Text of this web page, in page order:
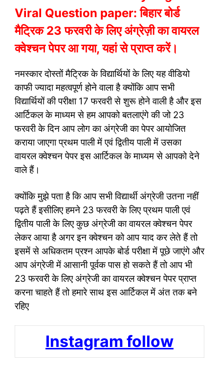
Viral Question paper: बिहार बोर्ड
मैट्रिक 23 फरवरी के लिए अंग्रेज़ी का वायरल
क्वेश्चन पेपर आ गया, यहां से प्राप्त करें।
नमस्कार दोस्तों मैट्रिक के विद्यार्थियों के लिए यह वीडियो
काफी ज्यादा महत्वपूर्ण होने वाला है क्योंकि आप सभी
विद्यार्थियों की परीक्षा 17 फरवरी से शुरू होने वाली है और इस
आर्टिकल के माध्यम से हम आपको बतलाएंगे की जो 23
फरवरी के दिन आप लोग का अंग्रेजी का पेपर आयोजित
कराया जाएगा प्रथम पाली में एवं द्वितीय पाली में उसका
वायरल क्वेश्चन पेपर इस आर्टिकल के माध्यम से आपको देने
वाले हैं।
क्योंकि मुझे पता है कि आप सभी विद्यार्थी अंग्रेजी उतना नहीं
पढ़ते हैं इसीलिए हमने 23 फरवरी के लिए प्रथम पाली एवं
द्वितीय पाली के लिए कुछ अंग्रेजी का वायरल क्वेश्चन पेपर
लेकर आया है अगर इन क्वेश्चन को आप याद कर लेते हैं तो
इसमें से अधिकतम प्रश्न आपके बोर्ड परीक्षा में पूछे जाएंगे और
आप अंग्रेजी में आसानी पूर्वक पास हो सकते हैं तो आप भी
23 फरवरी के लिए अंग्रेजी का वायरल क्वेश्चन पेपर प्राप्त
करना चाहते हैं तो हमारे साथ इस आर्टिकल में अंत तक बने
रहिए
Instagram follow